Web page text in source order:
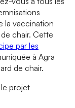
la vaccination
chair. Cette
par les
à Agra
de chair.
projet